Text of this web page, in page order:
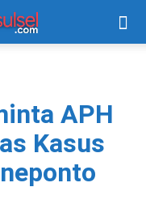
APH
Kasus